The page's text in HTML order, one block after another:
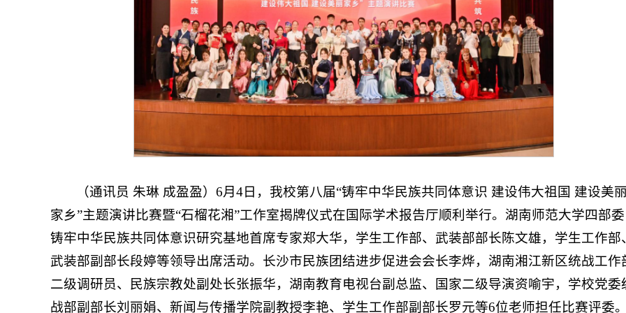
（通讯员 朱琳 成盈盈）6月4日，我校第八届“铸牢中华民族共同体意识 建设伟大祖国 建设美丽
家乡”主题演讲比赛暨“石榴花湘”工作室揭牌仪式在国际学术报告厅顺利举行。湖南师范大学四部委
铸牢中华民族共同体意识研究基地首席专家郑大华，学生工作部、武装部部长陈文雄，学生工作部
武装部副部长段婷等领导出席活动。长沙市民族团结进步促进会会长李烨，湖南湘江新区统战工作
二级调研员、民族宗教处副处长张振华，湖南教育电视台副总监、国家二级导演资喻宇，学校党委
战部副部长刘丽娟、新闻与传播学院副教授李艳、学生工作部副部长罗元等6位老师担任比赛评委。